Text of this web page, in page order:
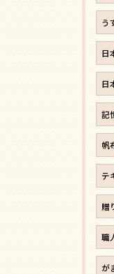
う
日
日
記
帆
テ
贈
職
が